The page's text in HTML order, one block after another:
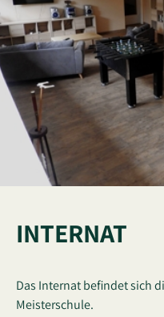
INTERNAT
Das Internat befindet sich
Meisterschule.